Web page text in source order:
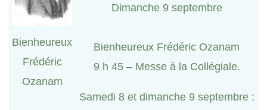
Bienheureux
Frédéric
Ozanam
Dimanche 9 septembre
Bienheureux Frédéric Ozanam
9 h 45 – Messe à la Collégiale.
Samedi 8 et dimanche 9 septembre :